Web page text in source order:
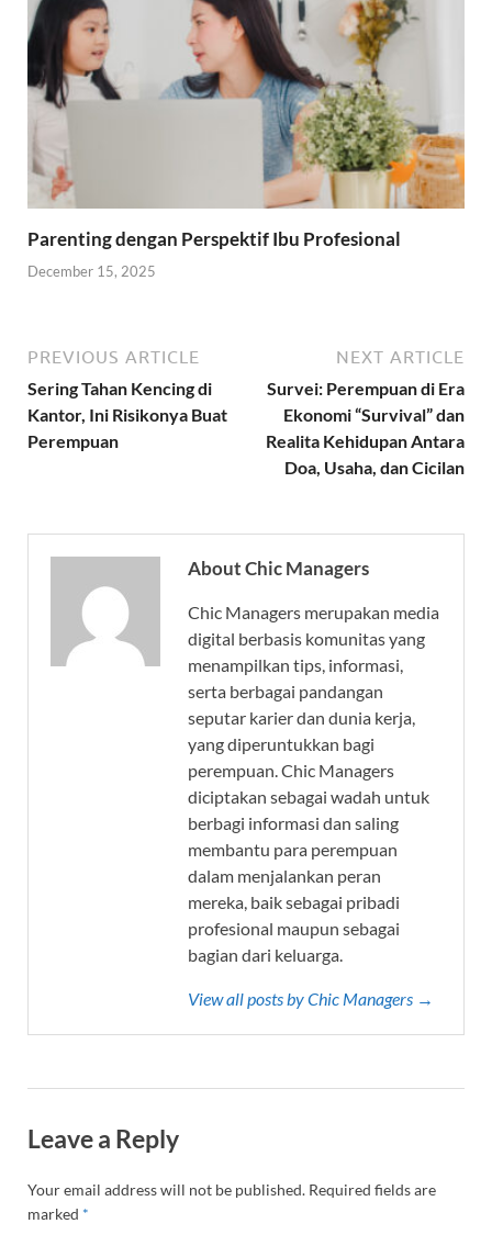
Parenting dengan Perspektif Ibu Profesional
December 15, 2025
PREVIOUS ARTICLE
Sering Tahan Kencing di
Kantor, Ini Risikonya Buat
Perempuan
NEXT ARTICLE
Survei: Perempuan di Era
Ekonomi “Survival” dan
Realita Kehidupan Antara
Doa, Usaha, dan Cicilan
About Chic Managers
Chic Managers merupakan media
digital berbasis komunitas yang
menampilkan tips, informasi,
serta berbagai pandangan
seputar karier dan dunia kerja,
yang diperuntukkan bagi
perempuan. Chic Managers
diciptakan sebagai wadah untuk
berbagi informasi dan saling
membantu para perempuan
dalam menjalankan peran
mereka, baik sebagai pribadi
profesional maupun sebagai
bagian dari keluarga.
View all posts by Chic Managers →
Leave a Reply
Your email address will not be published. Required fields are
marked *